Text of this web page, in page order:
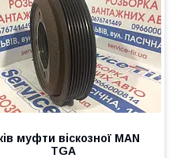
муфти віскозної MAN
TGA